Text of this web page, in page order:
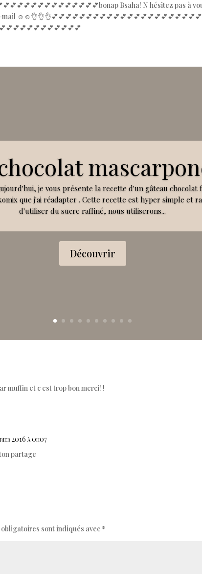
Bsaha! N hésitez pas à
je vous présente la recette d'un gâteau chocolat
que j'ai réadapter . Cette recette est hyper simple et
d'utiliser du sucre raffiné, nous utiliserons...
Découvrir
muffin et c est trop bon merci! !
2016 à 0h07
partage
obligatoires sont indiqués avec *